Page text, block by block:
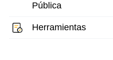
Pública
Herramientas